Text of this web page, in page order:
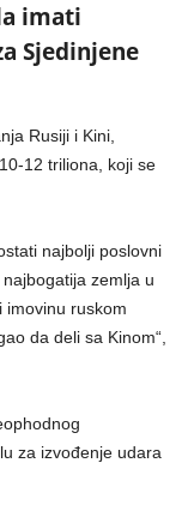
imati
Sjedinjene
Rusiji i Kini,
12 triliona, koji se
najbolji poslovni
zemlja u
imovinu ruskom
da deli sa Kinom“,
za izvođenje udara